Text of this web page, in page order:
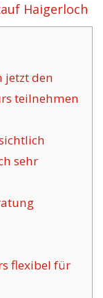
Haigerloch
jetzt den
teilnehmen
sehr
flexibel für